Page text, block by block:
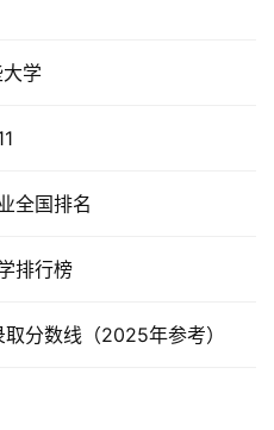
学
全国排名
排行榜
分数线（2025年参考）